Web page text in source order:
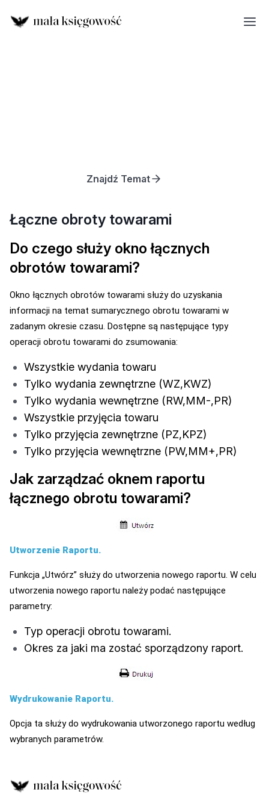
Znajdź Temat
Łączne obroty towarami
Do czego służy okno łącznych
obrotów towarami?
Okno łącznych obrotów towarami służy do uzyskania
informacji na temat sumarycznego obrotu towarami w
zadanym okresie czasu. Dostępne są następujące typy
operacji obrotu towarami do zsumowania:
Wszystkie wydania towaru
Tylko wydania zewnętrzne (WZ,KWZ)
Tylko wydania wewnętrzne (RW,MM-,PR)
Wszystkie przyjęcia towaru
Tylko przyjęcia zewnętrzne (PZ,KPZ)
Tylko przyjęcia wewnętrzne (PW,MM+,PR)
Jak zarządzać oknem raportu
łącznego obrotu towarami?
Utworzenie Raportu.
Funkcja „Utwórz” służy do utworzenia nowego raportu. W celu
utworzenia nowego raportu należy podać następujące
parametry:
Typ operacji obrotu towarami.
Okres za jaki ma zostać sporządzony raport.
Wydrukowanie Raportu.
Opcja ta służy do wydrukowania utworzonego raportu według
wybranych parametrów.